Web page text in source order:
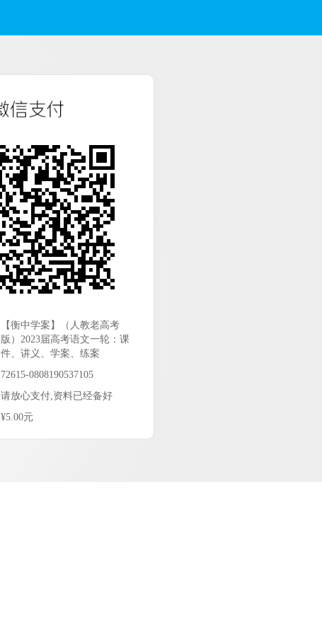
【衡中学案】（人教老高考
版）2023届高考语文一轮：课
件、讲义、学案、练案
72615-0808190537105
请放心支付,资料已经备好
¥5.00元
5.00